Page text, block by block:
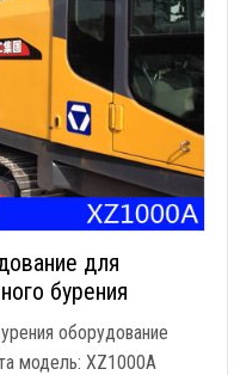
для
бурения
оборудование
модель: XZ1000A